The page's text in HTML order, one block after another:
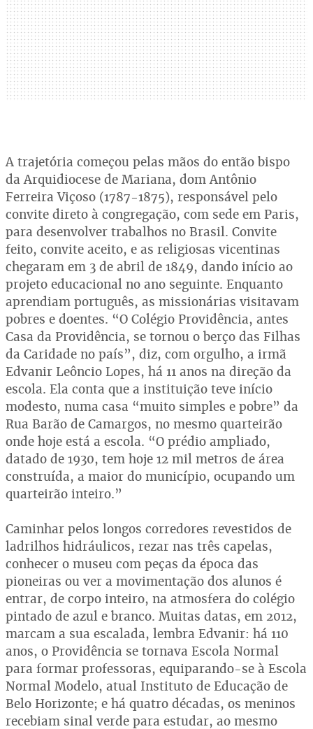
A trajetória começou pelas mãos do então bispo
da Arquidiocese de Mariana, dom Antônio
Ferreira Viçoso (1787-1875), responsável pelo
convite direto à congregação, com sede em Paris,
para desenvolver trabalhos no Brasil. Convite
feito, convite aceito, e as religiosas vicentinas
chegaram em 3 de abril de 1849, dando início ao
projeto educacional no ano seguinte. Enquanto
aprendiam português, as missionárias visitavam
pobres e doentes. “O Colégio Providência, antes
Casa da Providência, se tornou o berço das Filhas
da Caridade no país”, diz, com orgulho, a irmã
Edvanir Leôncio Lopes, há 11 anos na direção da
escola. Ela conta que a instituição teve início
modesto, numa casa “muito simples e pobre” da
Rua Barão de Camargos, no mesmo quarteirão
onde hoje está a escola. “O prédio ampliado,
datado de 1930, tem hoje 12 mil metros de área
construída, a maior do município, ocupando um
quarteirão inteiro.”
Caminhar pelos longos corredores revestidos de
ladrilhos hidráulicos, rezar nas três capelas,
conhecer o museu com peças da época das
pioneiras ou ver a movimentação dos alunos é
entrar, de corpo inteiro, na atmosfera do colégio
pintado de azul e branco. Muitas datas, em 2012,
marcam a sua escalada, lembra Edvanir: há 110
anos, o Providência se tornava Escola Normal
para formar professoras, equiparando-se à Escola
Normal Modelo, atual Instituto de Educação de
Belo Horizonte; e há quatro décadas, os meninos
recebiam sinal verde para estudar, ao mesmo